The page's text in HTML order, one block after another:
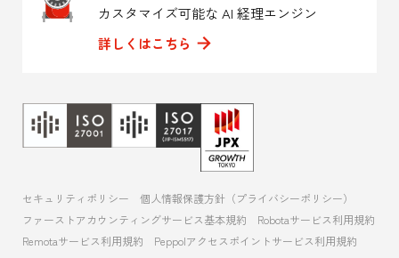
カスタマイズ可能な AI 経理エンジン
詳しくはこちら
セキュリティポリシー
個人情報保護方針（プライバシーポリシー）
ファーストアカウンティングサービス基本規約
Robotaサービス利用規約
Remotaサービス利用規約
Peppolアクセスポイントサービス利用規約